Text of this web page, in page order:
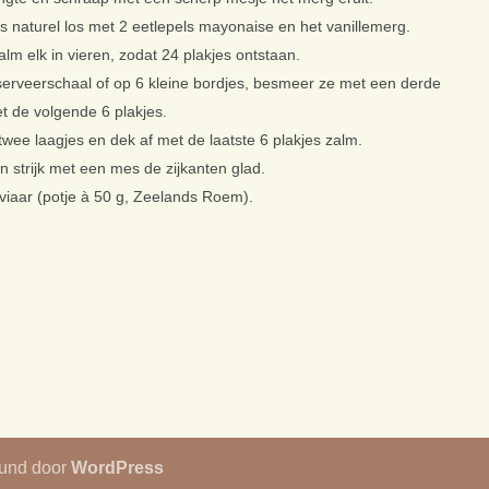
naturel los met 2 eetlepels mayonaise en het vanillemerg.
elk in vieren, zodat 24 plakjes ontstaan.
of op 6 kleine bordjes, besmeer ze met een derde
de volgende 6 plakjes.
laagjes en dek af met de laatste 6 plakjes zalm.
strijk met een mes de zijkanten glad.
(potje à 50 g, Zeelands Roem).
door WordPress